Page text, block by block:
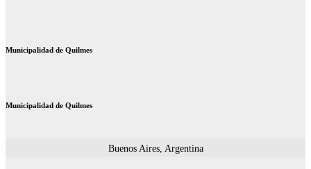
Municipalidad de Quilmes
Municipalidad de Quilmes
Buenos Aires, Argentina